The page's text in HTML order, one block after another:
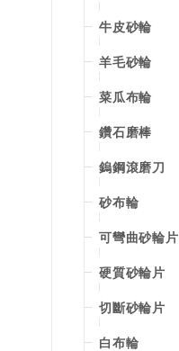
牛皮砂輪
羊毛砂輪
菜瓜布輪
鑽石磨棒
鎢鋼滾磨刀
砂布輪
可彎曲砂輪片
硬質砂輪片
切斷砂輪片
白布輪